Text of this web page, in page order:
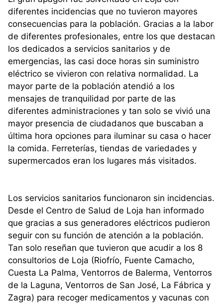
diferentes incidencias que no tuvieron mayores
consecuencias para la población. Gracias a la labor
de diferentes profesionales, entre los que destacan
los dedicados a servicios sanitarios y de
emergencias, las casi doce horas sin suministro
eléctrico se vivieron con relativa normalidad. La
mayor parte de la población atendió a los
mensajes de tranquilidad por parte de las
diferentes administraciones y tan solo se vivió una
mayor presencia de ciudadanos que buscaban a
última hora opciones para iluminar su casa o hacer
la comida. Ferreterías, tiendas de variedades y
supermercados eran los lugares más visitados.
Los servicios sanitarios funcionaron sin incidencias.
Desde el Centro de Salud de Loja han informado
que gracias a sus generadores eléctricos pudieron
seguir con su función de atención a la población.
Tan solo reseñan que tuvieron que acudir a los 8
consultorios de Loja (Riofrío, Fuente Camacho,
Cuesta La Palma, Ventorros de Balerma, Ventorros
de la Laguna, Ventorros de San José, La Fábrica y
Zagra) para recoger medicamentos y vacunas con